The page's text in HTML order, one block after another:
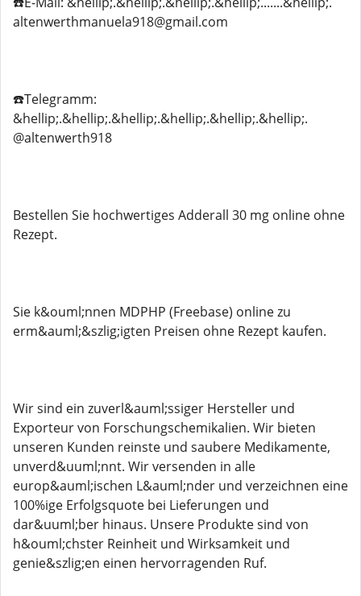
altenwerthmanuela918@gmail.com
☎️Telegramm:
&hellip;.&hellip;.&hellip;.&hellip;.&hellip;.&hellip;.
@altenwerth918
Bestellen Sie hochwertiges Adderall 30 mg online ohne
Rezept.
Sie k&ouml;nnen MDPHP (Freebase) online zu
erm&auml;&szlig;igten Preisen ohne Rezept kaufen.
Wir sind ein zuverl&auml;ssiger Hersteller und
Exporteur von Forschungschemikalien. Wir bieten
unseren Kunden reinste und saubere Medikamente,
unverd&uuml;nnt. Wir versenden in alle
europ&auml;ischen L&auml;nder und verzeichnen eine
100%ige Erfolgsquote bei Lieferungen und
dar&uuml;ber hinaus. Unsere Produkte sind von
h&ouml;chster Reinheit und Wirksamkeit und
genie&szlig;en einen hervorragenden Ruf.